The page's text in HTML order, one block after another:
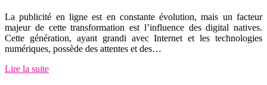
La publicité en ligne est en constante évolution, mais un facteur
majeur de cette transformation est l’influence des digital natives.
Cette génération, ayant grandi avec Internet et les technologies
numériques, possède des attentes et des…
Lire la suite